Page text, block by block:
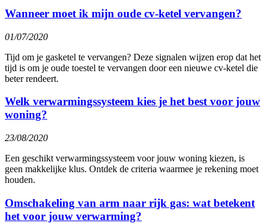
Wanneer moet ik mijn oude cv-ketel vervangen?
01/07/2020
Tijd om je gasketel te vervangen? Deze signalen wijzen erop dat het
tijd is om je oude toestel te vervangen door een nieuwe cv-ketel die
beter rendeert.
Welk verwarmingssysteem kies je het best voor jouw
woning?
23/08/2020
Een geschikt verwarmingssysteem voor jouw woning kiezen, is
geen makkelijke klus. Ontdek de criteria waarmee je rekening moet
houden.
Omschakeling van arm naar rijk gas: wat betekent
het voor jouw verwarming?